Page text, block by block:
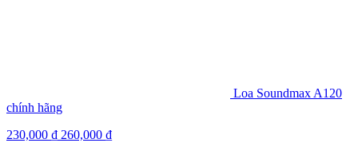
Loa Soundmax A120
chính hãng
230,000 ₫ 260,000 ₫